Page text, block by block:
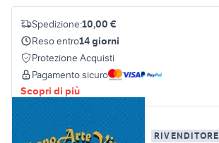
Spedizione:10,00 €
Reso entro14 giorni
Protezione Acquisti
Pagamento sicuro
Scopri di più
RIVENDITORE